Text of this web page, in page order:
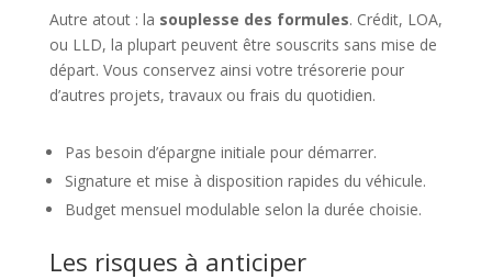
Autre atout : la souplesse des formules. Crédit, LOA,
ou LLD, la plupart peuvent être souscrits sans mise de
départ. Vous conservez ainsi votre trésorerie pour
d’autres projets, travaux ou frais du quotidien.
Pas besoin d’épargne initiale pour démarrer.
Signature et mise à disposition rapides du véhicule.
Budget mensuel modulable selon la durée choisie.
Les risques à anticiper